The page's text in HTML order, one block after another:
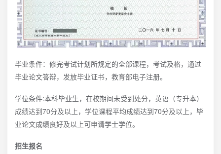
毕业条件：修完考试计划所规定的全部课程，考试及格，通过
毕业论文答辩，发放毕业证书，教育部电子注册。
学位条件:本科毕业生，在校期间未受到处分，英语（专升本）
成绩达到70分及以上，学位课程平均成绩达到70分及以上，毕
业论文成绩良好及以上可申请学士学位。
招生报名